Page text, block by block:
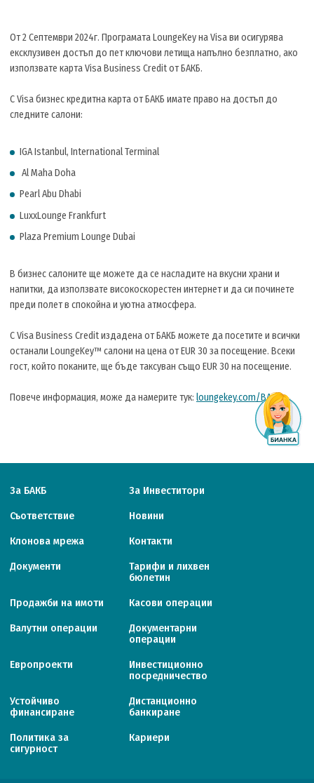
От 2 Септември 2024г. Програмата LoungeKey на Visa ви осигурява
ексклузивен достъп до пет ключови летища напълно безплатно, ако
използвате карта Visa Business Credit от БАКБ.
С Visa бизнес кредитна карта от БАКБ имате право на достъп до
следните салони:
IGA Istanbul, International Terminal
Al Maha Doha
Pearl Abu Dhabi
LuxxLounge Frankfurt
Plaza Premium Lounge Dubai
В бизнес салоните ще можете да се насладите на вкусни храни и
напитки, да използвате високоскорестен интернет и да си починете
преди полет в спокойна и уютна атмосфера.
С Visa Business Credit издадена от БАКБ можете да посетите и всички
останали LoungeKey™ салони на цена от EUR 30 за посещение. Всеки
гост, който поканите, ще бъде таксуван също EUR 30 на посещение.
Повече информация, може да намерите тук: loungekey.com/BACB.
За БАКБ За Инвеститори
Съответствие Новини
Клонова мрежа Контакти
Документи
Тарифи и лихвен
бюлетин
Продажби на имоти Касови операции
Валутни операции
Документарни
операции
Европроекти
Инвестиционно
посредничество
Устойчиво
финансиране
Дистанционно
банкиране
Политика за
сигурност
Кариери